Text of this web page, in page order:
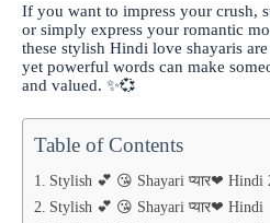
If you want to impress your crush,
or simply express your romantic
these stylish Hindi love shayaris
yet powerful words can make
and valued. ✨💞
Table of Contents
Stylish 💕 😘 Shayari प्यार❤ Hindi
Stylish 💕 😘 Shayari प्यार❤ Hindi